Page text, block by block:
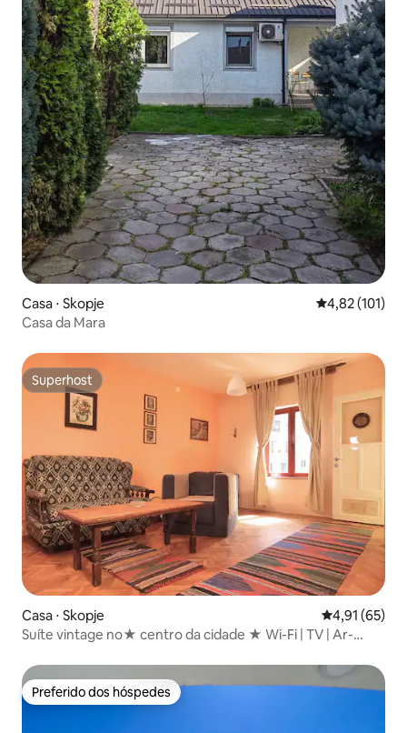
Casa ⋅ Skopje 4,82 de uma
4,82 (101)
Casa da Mara
Superhost
Superhost
Casa ⋅ Skopje 4,91 de uma
4,91 (65)
Suíte vintage no★ centro da cidade ★ Wi-Fi | TV | Ar-
Preferido dos hóspedes
Preferido dos hóspedes